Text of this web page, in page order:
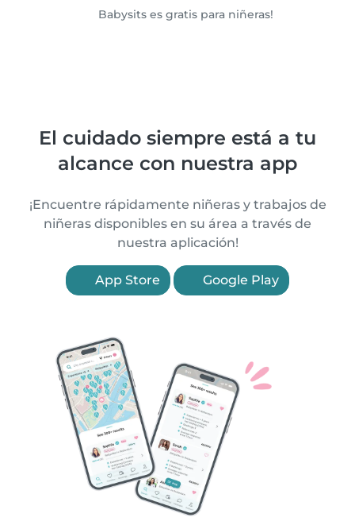
Babysits es gratis para niñeras!
El cuidado siempre está a tu
alcance con nuestra app
¡Encuentre rápidamente niñeras y trabajos de
niñeras disponibles en su área a través de
nuestra aplicación!
App Store Google Play